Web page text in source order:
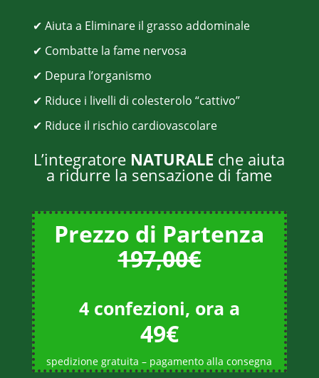
✔ Aiuta a Eliminare il grasso addominale
✔ Combatte la fame nervosa
✔ Depura l’organismo
✔ Riduce i livelli di colesterolo “cattivo”
✔ Riduce il rischio cardiovascolare
L’integratore NATURALE che aiuta
a ridurre la sensazione di fame
Prezzo di Partenza
197,00€
4 confezioni, ora a
49€
spedizione gratuita – pagamento alla consegna